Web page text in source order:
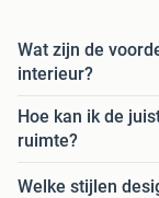
Wat zijn de
interieur?
Hoe kan ik de
ruimte?
Welke stijlen